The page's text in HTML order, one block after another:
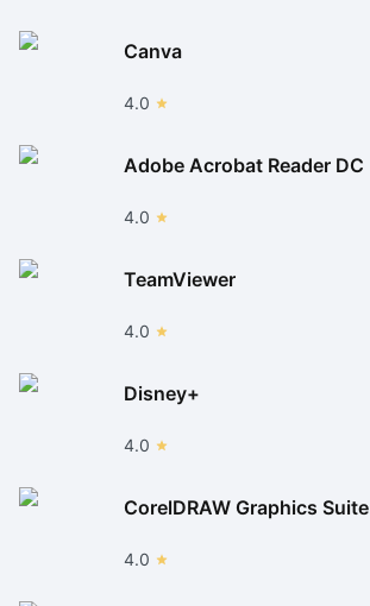
Canva
4.0
Adobe Acrobat Reader DC
4.0
TeamViewer
4.0
Disney+
4.0
CorelDRAW Graphics Suite
4.0